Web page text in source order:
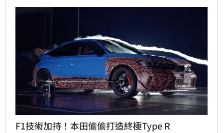
F1技術加持！本田偷偷打造終極Type R